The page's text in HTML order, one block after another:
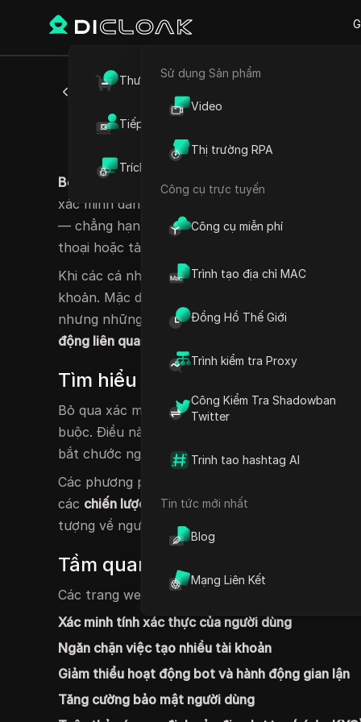
Thương mại điện tử
Tiếp thị liên kết
Trích xuất dữ liệu web
Sử dụng Sản phẩm
Video
Thị trường RPA
Công cụ trực tuyến
Công cụ miễn phí
Trình tạo địa chỉ MAC
Đồng Hồ Thế Giới
Trình kiểm tra Proxy
Công Kiểm Tra Shadowban
Twitter
Trinh tao hashtag AI
Tin tức mới nhất
Blog
Mạng Liên Kết
Quay lại
Bỏ qua
Bỏ qua xác minh tài khoản
đề cập đến các
xác minh danh tính mà các trang web và ứng
— chẳng hạn như xác nhận email, mật khẩu
thoại hoặc tải lên ID — được thiết lập để bảo vệ
Khi các cá nhân hoặc bot cố gắngđiều hướng
khoản. Mặc dù một số người dùng có thể theo
nhưng những hành động như vậy thường báo
động liên quan đến nhiều tài khoản
Tìm hiểu về kỹ thuật bỏ qua xác
Bỏ qua xác minh tài khoản đề cập đến hành
buộc. Điều này có thể liên quan đến việc sử
bắt chước người dùng chính hãng.
Các phương pháp được sử dụng có thể khác
các chiến lược phức tạp hơnnhư mô phỏng môi
tượng về người dùng mới.
Tầm quan trọng của việc xác
Các trang web và dịch vụ thực hiện quy trình xác
Xác minh tính xác thực của người dùng
Ngăn chặn việc tạo nhiều tài khoản
Giảm thiểu hoạt động bot và hành động gian lận
Tăng cường bảo mật người dùng